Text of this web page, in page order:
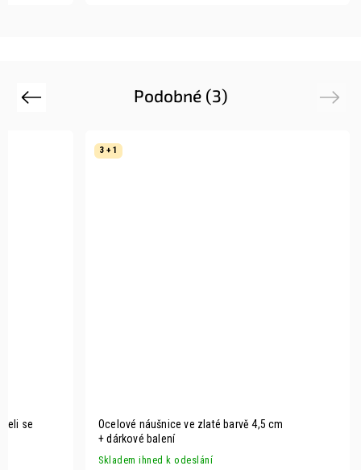
Podobné (3)
Previous
se
3 + 1
Ocelové náušnice ve zlaté barvě 4,5 cm
+ dárkové balení
Skladem ihned k odeslání
Next